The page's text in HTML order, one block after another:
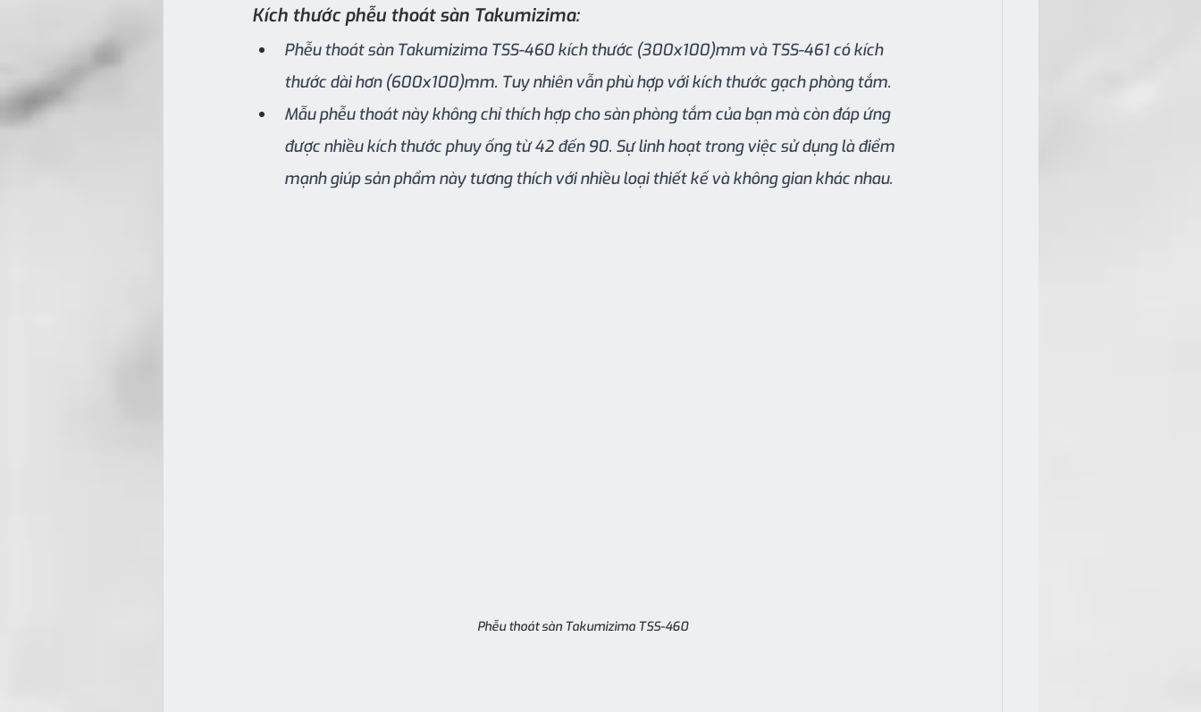
Kích thước phễu thoát sàn Takumizima:
Phễu thoát sàn Takumizima TSS-460 kích thước (300x100)mm và TSS-461 có kích
thước dài hơn (600x100)mm. Tuy nhiên vẫn phù hợp với kích thước gạch phòng tắm.
Mẫu phễu thoát này không chỉ thích hợp cho sàn phòng tắm của bạn mà còn đáp ứng
được nhiều kích thước phuy ống từ 42 đến 90. Sự linh hoạt trong việc sử dụng là điểm
mạnh giúp sản phẩm này tương thích với nhiều loại thiết kế và không gian khác nhau.
Phễu thoát sàn Takumizima TSS-460